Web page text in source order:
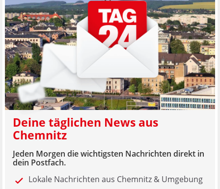
Deine täglichen News aus
Chemnitz
Jeden Morgen die wichtigsten Nachrichten direkt in
dein Postfach.
Lokale Nachrichten aus Chemnitz & Umgebung